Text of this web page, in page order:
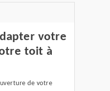
votre
toit à
de votre